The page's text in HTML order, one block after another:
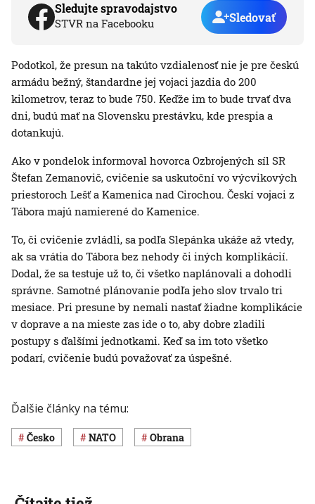
Sledujte spravodajstvo
STVR na Facebooku Sledovať
Podotkol, že presun na takúto vzdialenosť nie je pre českú
armádu bežný, štandardne jej vojaci jazdia do 200
kilometrov, teraz to bude 750. Keďže im to bude trvať dva
dni, budú mať na Slovensku prestávku, kde prespia a
dotankujú.
Ako v pondelok informoval hovorca Ozbrojených síl SR
Štefan Zemanovič, cvičenie sa uskutoční vo výcvikových
priestoroch Lešť a Kamenica nad Cirochou. Českí vojaci z
Tábora majú namierené do Kamenice.
To, či cvičenie zvládli, sa podľa Slepánka ukáže až vtedy,
ak sa vrátia do Tábora bez nehody či iných komplikácií.
Dodal, že sa testuje už to, či všetko naplánovali a dohodli
správne. Samotné plánovanie podľa jeho slov trvalo tri
mesiace. Pri presune by nemali nastať žiadne komplikácie
v doprave a na mieste zas ide o to, aby dobre zladili
postupy s ďalšími jednotkami. Keď sa im toto všetko
podarí, cvičenie budú považovať za úspešné.
Ďalšie články na tému:
Česko NATO obrana